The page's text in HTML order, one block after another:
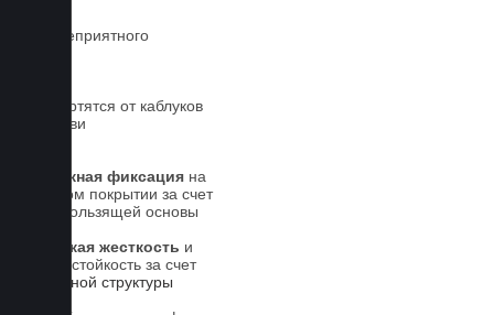
Нет неприятного
Не портятся от каблуков
на обуви
Надежная фиксация на
штатном покрытии за счет
антискользящей основы
Высокая жесткость и
износостойкость за счет
5-слойной структуры